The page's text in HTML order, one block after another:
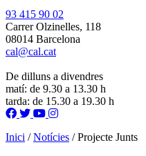
93 415 90 02
Carrer Olzinelles, 118
08014 Barcelona
cal@cal.cat
De dilluns a divendres
matí: de 9.30 a 13.30 h
tarda: de 15.30 a 19.30 h
Inici /Notícies /Projecte Junts